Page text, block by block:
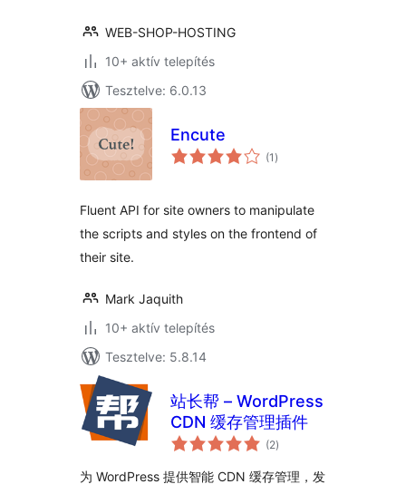
WEB-SHOP-HOSTING
10+ aktív telepítés
Tesztelve: 6.0.13
Encute
(1 értékelés
összesen
)
Fluent API for site owners to manipulate
the scripts and styles on the frontend of
their site.
Mark Jaquith
10+ aktív telepítés
Tesztelve: 5.8.14
站长帮 – WordPress
CDN 缓存管理插件
(2értékelés
összesen
)
为 WordPress 提供智能 CDN 缓存管理，发